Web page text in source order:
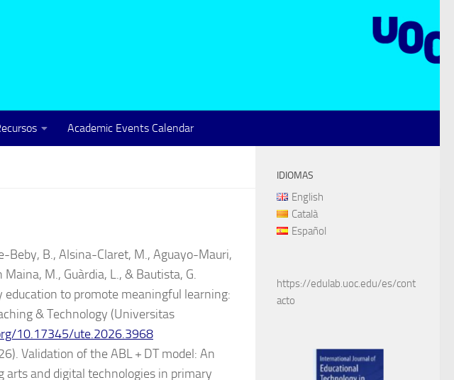
Academic Events Calendar
Beby, B., Alsina-Claret, M., Aguayo-Mauri,
Maina, M., Guàrdia, L., & Bautista, G.
education to promote meaningful learning:
& Technology (Universitas
10.17345/ute.2026.3968
Validation of the ABL + DT model: An
and digital technologies in primary
IDIOMAS
English
Català
Español
https://edulab.uoc.edu/es/cont
acto